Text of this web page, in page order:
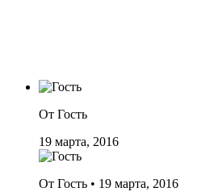
От Гость
19 марта, 2016
От Гость • 19 марта, 2016